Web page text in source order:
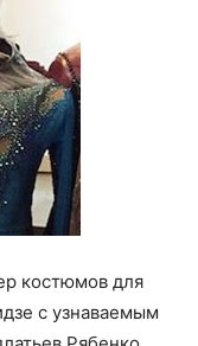
костюмов для
с узнаваемым